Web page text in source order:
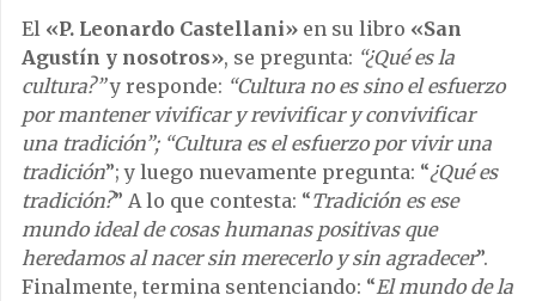
El «P. Leonardo Castellani» en su libro «San
Agustín y nosotros», se pregunta: “¿Qué es la
cultura?”y responde: “Cultura no es sino el esfuerzo
por mantener vivificar y revivificar y convivificar
una tradición”; “Cultura es el esfuerzo por vivir una
tradición”; y luego nuevamente pregunta: “¿Qué es
tradición?” A lo que contesta: “Tradición es ese
mundo ideal de cosas humanas positivas que
heredamos al nacer sin merecerlo y sin agradecer”.
Finalmente, termina sentenciando: “El mundo de la